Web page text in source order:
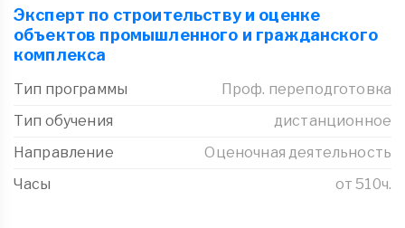
Эксперт по строительству и оценке
объектов промышленного и гражданского
комплекса
Тип программы
Проф. переподготовка
Тип обучения
дистанционное
Направление
Оценочная деятельность
Часы
от 510ч.